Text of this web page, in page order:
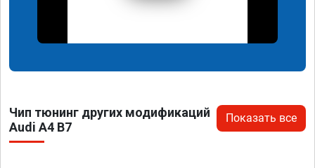
Чип тюнинг других модификаций
Audi A4 B7
Показать все